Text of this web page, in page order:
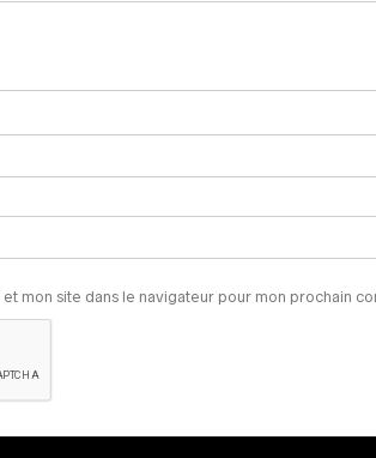
mon site dans le navigateur pour mon prochain